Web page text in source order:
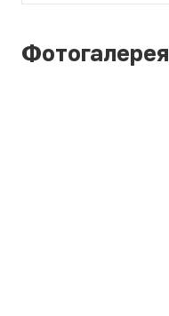
Фотогалерея